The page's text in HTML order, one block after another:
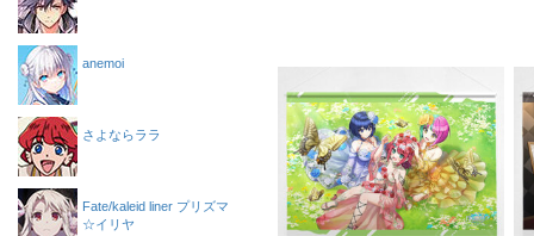
anemoi
さよならララ
Fate/kaleid liner プリズマ
☆イリヤ